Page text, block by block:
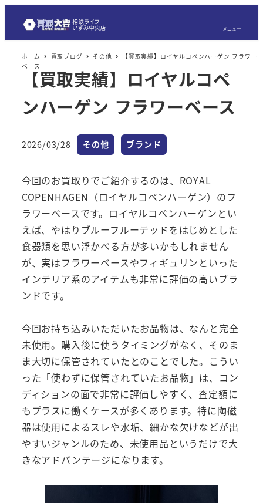
メニュー
ホーム 買取ブログ その他
【買取実績】ロイヤルコペンハーゲン フラワー
ベース
【買取実績】ロイヤルコペ
ンハーゲン フラワーベース
投稿日
2026/03/28 カテゴリー
その他 カテゴリー
ブランド
今回のお買取りでご紹介するのは、ROYAL
COPENHAGEN（ロイヤルコペンハーゲン）のフ
ラワーベースです。ロイヤルコペンハーゲンとい
えば、やはりブルーフルーテッドをはじめとした
食器類を思い浮かべる方が多いかもしれません
が、実はフラワーベースやフィギュリンといった
インテリア系のアイテムも非常に評価の高いブラ
ンドです。
今回お持ち込みいただいたお品物は、なんと完全
未使用。購入後に使うタイミングがなく、そのま
ま大切に保管されていたとのことでした。こうい
った「使わずに保管されていたお品物」は、コン
ディションの面で非常に評価しやすく、査定額に
もプラスに働くケースが多くあります。特に陶磁
器は使用によるスレや水垢、細かな欠けなどが出
やすいジャンルのため、未使用品というだけで大
きなアドバンテージになります。